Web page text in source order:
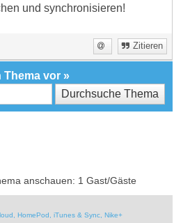
und synchronisieren!
Zitieren
Thema vor »
anschauen: 1 Gast/Gäste
HomePod, iTunes & Sync, Nike+